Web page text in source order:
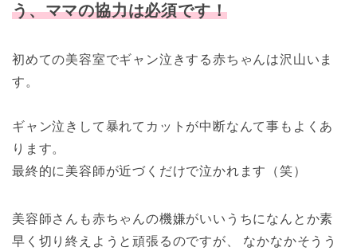
う、ママの協力は必須です！
初めての美容室でギャン泣きする赤ちゃんは沢山いま
す。
ギャン泣きして暴れてカットが中断なんて事もよくあ
ります。
最終的に美容師が近づくだけで泣かれます（笑）
美容師さんも赤ちゃんの機嫌がいいうちになんとか素
早く切り終えようと頑張るのですが、
なかなかそうう